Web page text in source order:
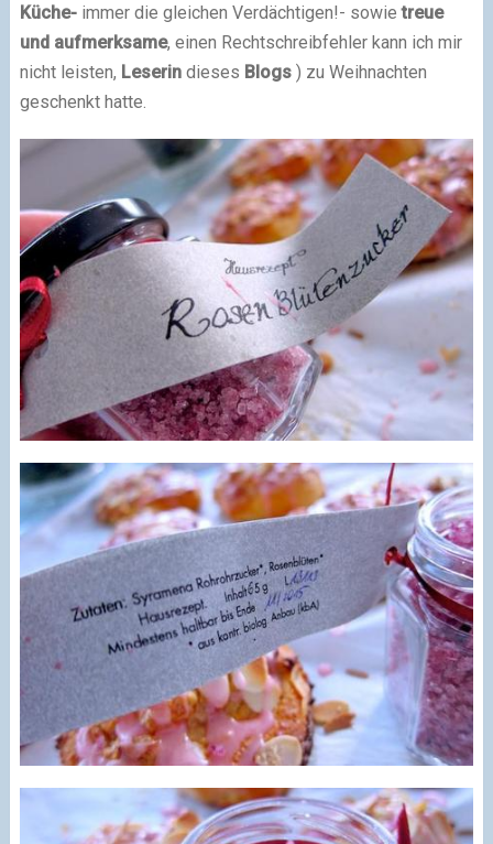
Küche-immer die gleichen Verdächtigen!- sowie treue
und aufmerksame, einen Rechtschreibfehler kann ich mir
nicht leisten, Leserin dieses Blogs ) zu Weihnachten
geschenkt hatte.